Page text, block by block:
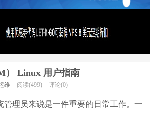
） Linux 用户指南
维 阅读(499) 评论(0)
管理员来说是一件重要的日常工作。一